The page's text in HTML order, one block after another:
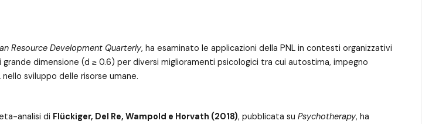
Resource Development Quarterly, ha esaminato le applicazioni della PNL in contesti organizzativi
dimensione (d ≥ 0.6) per diversi miglioramenti psicologici tra cui autostima, impegno
sviluppo delle risorse umane.
analisi di Flückiger, Del Re, Wampold e Horvath (2018), pubblicata su Psychotherapy, ha